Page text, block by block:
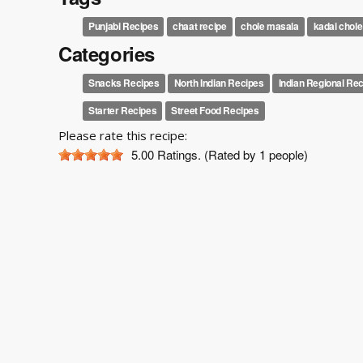
Punjabi Recipes chaat recipe chole masala kadai chole
Categories
Snacks Recipes North Indian Recipes
Indian Regional
Starter Recipes
Street Food Recipes
Please rate this recipe:
5.00 Ratings. (Rated by 1 people)